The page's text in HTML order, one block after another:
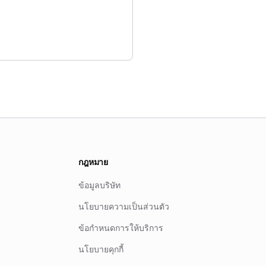
กฎหมาย
ข้อมูลบริษัท
นโยบายความเป็นส่วนตัว
ข้อกำหนดการให้บริการ
นโยบายคุกกี้